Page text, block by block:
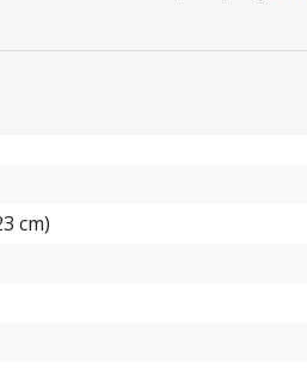
cm)